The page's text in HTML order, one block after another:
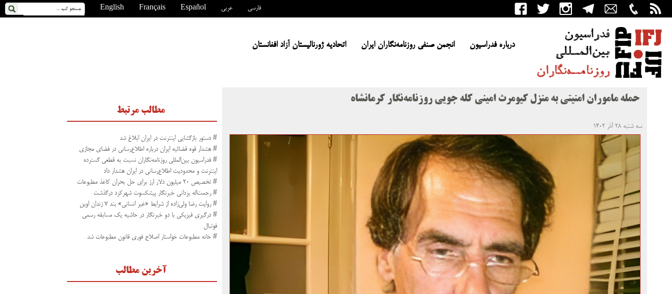
English Français Español عربی فارسی
درباره فدراسیون انجمن صنفی روزنامه‌نگاران ایران اتحادیه ژورنالیستان آزاد افغانستان
حمله ماموران امنیتی به منزل کیومرث امینی کله جویی روزنامه‌نگار کرمانشاه
سه شنبه ۲۸ آذر ۱۴۰۲
مطالب مرتبط
# دستور بازگشایی اینترنت در ایران ابلاغ شد
# هشدار قوه قضائیه ایران درباره اطلاع‌رسانی در فضای مجازی
# فدراسیون بین‌المللی روزنامه‌نگاران نسبت به قطعی گسترده
اینترنت و محدودیت اطلاع‌رسانی در ایران هشدار داد
# تخصیص ۲۰ میلیون دلار ارز برای حل بحران کاغذ مطبوعات
# رحمت‌اله یزدانی خبرنگار پیشکسوت شهرکرد درگذشت
# روایت رضا ولی‌زاده از شرایط «غیر انسانی» بند ۷ زندان اوین
# درگیری فیزیکی با دو خبرنگار در حاشیه یک مسابقه رسمی
فوتبال
# خانه مطبوعات خواستار اصلاح فوری قانون مطبوعات شد
آخرین مطالب